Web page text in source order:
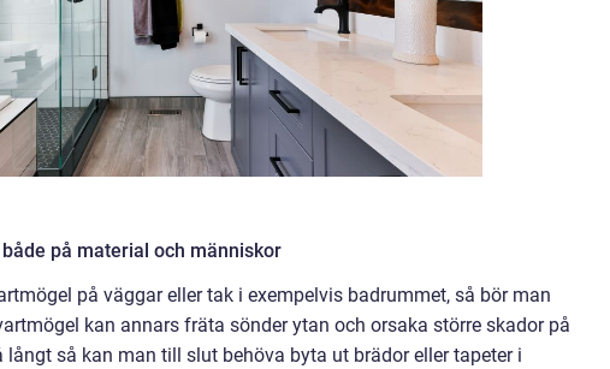
på material och människor
på väggar eller tak i exempelvis badrummet, så bör man
kan annars fräta sönder ytan och orsaka större skador på
så kan man till slut behöva byta ut brädor eller tapeter i